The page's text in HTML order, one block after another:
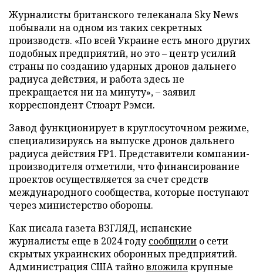
Журналисты британского телеканала Sky News
побывали на одном из таких секретных
производств. «По всей Украине есть много других
подобных предприятий, но это – центр усилий
страны по созданию ударных дронов дальнего
радиуса действия, и работа здесь не
прекращается ни на минуту», – заявил
корреспондент Стюарт Рэмси.
Завод функционирует в круглосуточном режиме,
специализируясь на выпуске дронов дальнего
радиуса действия FP1. Представители компании-
производителя отметили, что финансирование
проектов осуществляется за счет средств
международного сообщества, которые поступают
через министерство обороны.
Как писала газета ВЗГЛЯД, испанские
журналисты еще в 2024 годусообщили о сети
скрытых украинских оборонных предприятий.
Администрация США тайновложилакрупные